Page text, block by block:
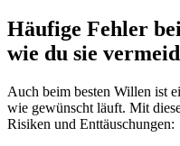
Häufige Fehler
wie du sie
Auch beim besten Willen ist
wie gewünscht läuft. Mit
Risiken und Enttäuschungen: